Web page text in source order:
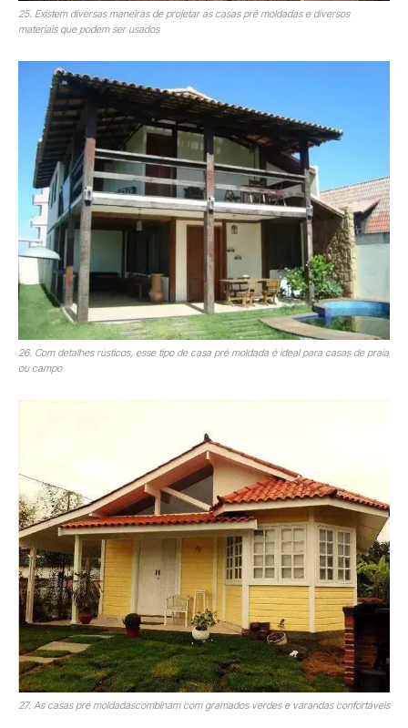
25. Existem diversas maneiras de projetar as casas pré moldadas e diversos
materiais que podem ser usados
26. Com detalhes rústicos, esse tipo de casa pré moldada é ideal para casas de praia
ou campo
27. As casas pré moldadascombinam com gramados verdes e varandas confortáveis